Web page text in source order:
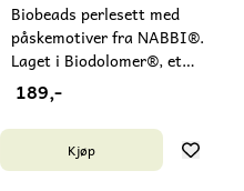
Biobeads perlesett med
påskemotiver fra NABBI®.
Laget i Biodolomer®, et
materiale laget i Sverige
av bl.a. rapsolje og kalk.
Det er komposterbart i
industriell kompost.
Settet inneholder: 1500
189,-
Kjøp